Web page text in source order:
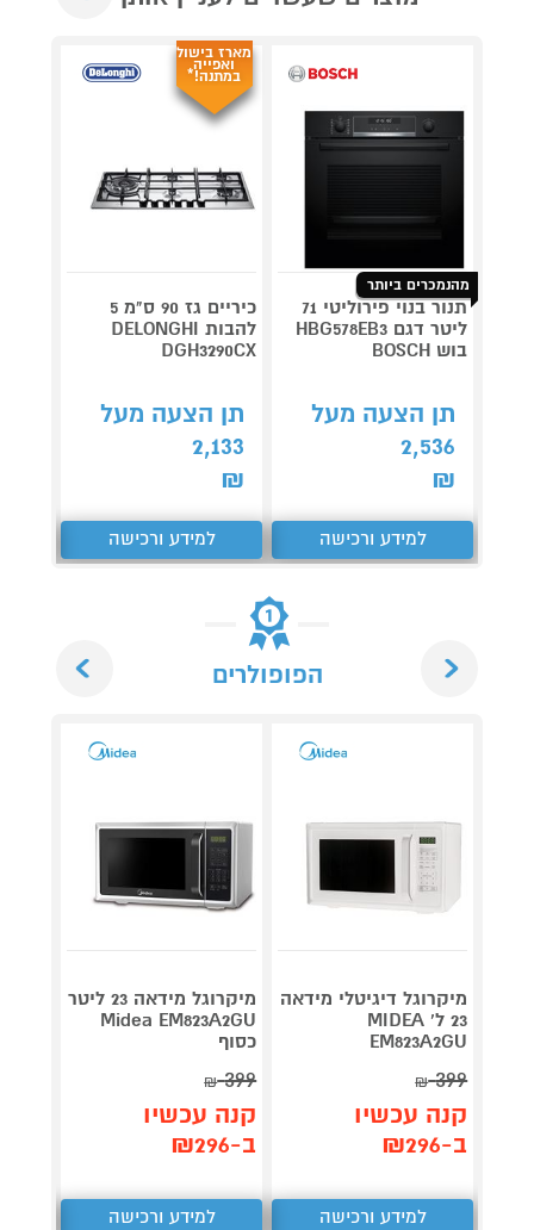
מהנמכרים ביותר
תנור בנוי פירוליטי 71
ליטר דגם HBG578EB3
בוש BOSCH
תן הצעה מעל
2,536
₪
למידע ורכישה
מארז בישול
ואפייה
במתנה!*
כיריים גז 90 ס"מ 5
להבות DELONGHI
DGH3290CX
תן הצעה מעל
2,133
₪
למידע ורכישה
הפופולרים
מיקרוגל דיגיטלי מידאה
23 ל' MIDEA
EM823A2GU
399
₪
קנה עכשיו
ב-₪296
למידע ורכישה
מיקרוגל מידאה 23 ליטר
Midea EM823A2GU
כסוף
399
₪
קנה עכשיו
ב-₪296
למידע ורכישה